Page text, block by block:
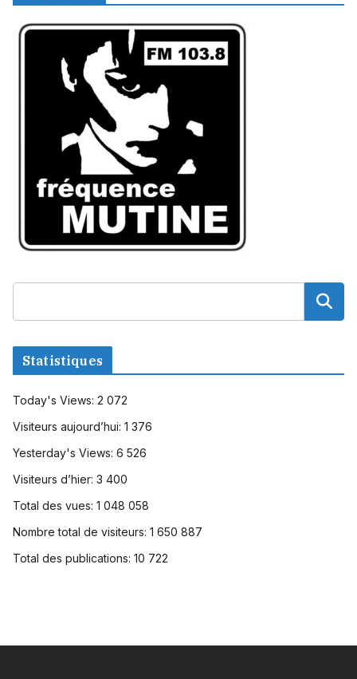
Statistiques
Today's Views: 2 072
Visiteurs aujourd’hui: 1 376
Yesterday's Views: 6 526
Visiteurs d’hier: 3 400
Total des vues: 1 048 058
Nombre total de visiteurs: 1 650 887
Total des publications: 10 722